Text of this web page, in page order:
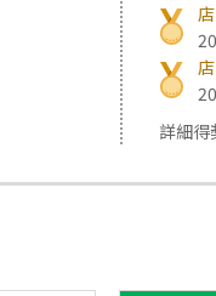
詳細得